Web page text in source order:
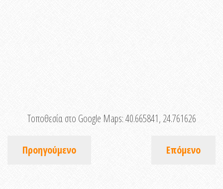
Τοποθεσία στο Google Maps:40.665841, 24.761626
Προηγούμενο Επόμενο